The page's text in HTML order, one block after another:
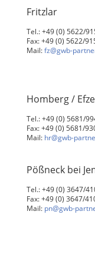
Fritzlar
Tel.: +49 (0) 5622/
Fax: +49 (0) 5622/
Mail:fz@gwb-
Homberg / Efze
Tel.: +49 (0) 5681/
Fax: +49 (0) 5681/
Mail: hr@gwb-
Pößneck bei
Tel.: +49 (0) 3647/
Fax: +49 (0) 3647/
Mail: pn@gwb-